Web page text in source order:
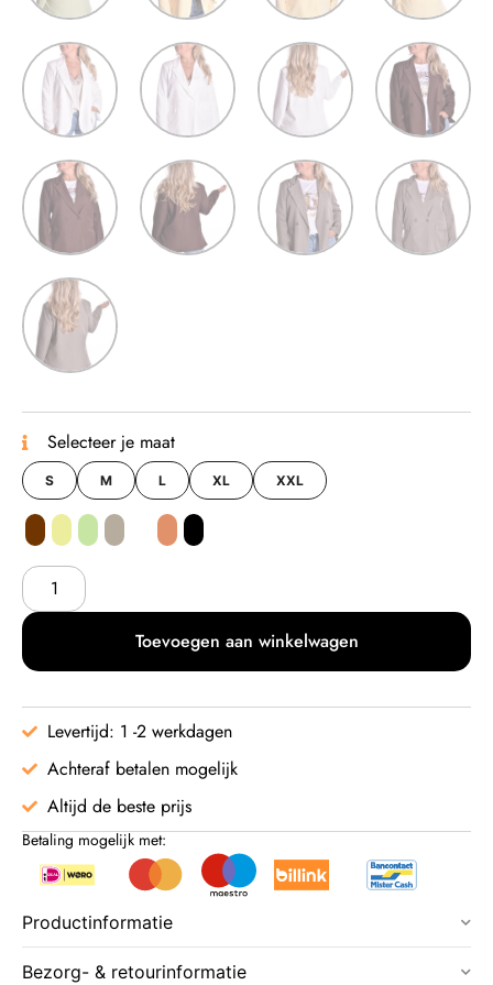
Selecteer je maat
S M L XL XXL
Toevoegen aan winkelwagen
Levertijd: 1 -2 werkdagen
Achteraf betalen mogelijk
Altijd de beste prijs
Betaling mogelijk met:
Productinformatie
Bezorg- & retourinformatie